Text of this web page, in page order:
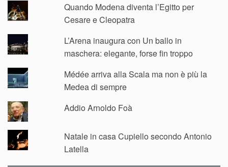
Quando Modena diventa l’Egitto per
Cesare e Cleopatra
L’Arena inaugura con Un ballo in
maschera: elegante, forse fin troppo
Médée arriva alla Scala ma non è più la
Medea di sempre
Addio Arnoldo Foà
Natale in casa Cupiello secondo Antonio
Latella